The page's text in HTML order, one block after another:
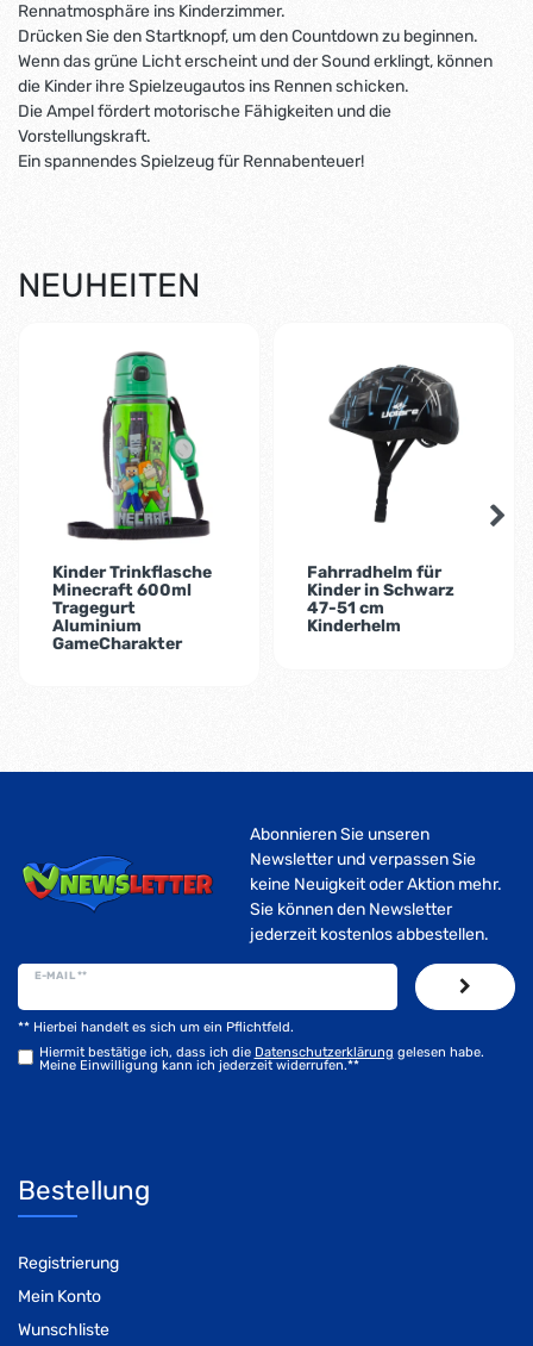
Rennatmosphäre ins Kinderzimmer.
Drücken Sie den Startknopf, um den Countdown zu beginnen.
Wenn das grüne Licht erscheint und der Sound erklingt, können
die Kinder ihre Spielzeugautos ins Rennen schicken.
Die Ampel fördert motorische Fähigkeiten und die
Vorstellungskraft.
Ein spannendes Spielzeug für Rennabenteuer!
NEUHEITEN
Kinder Trinkflasche
Minecraft 600ml
Tragegurt
Aluminium
GameCharakter
Fahrradhelm für
Kinder in Schwarz
47-51 cm
Kinderhelm
Abonnieren Sie unseren
Newsletter und verpassen Sie
keine Neuigkeit oder Aktion mehr.
Sie können den Newsletter
jederzeit kostenlos abbestellen.
E-MAIL **
Hiermit bestätige ich, dass ich die Daten­schutz­erklärung gelesen habe.
Meine Einwilligung kann ich jederzeit widerrufen.**
** Hierbei handelt es sich um ein Pflichtfeld.
Bestellung
Registrierung
Mein Konto
Wunschliste